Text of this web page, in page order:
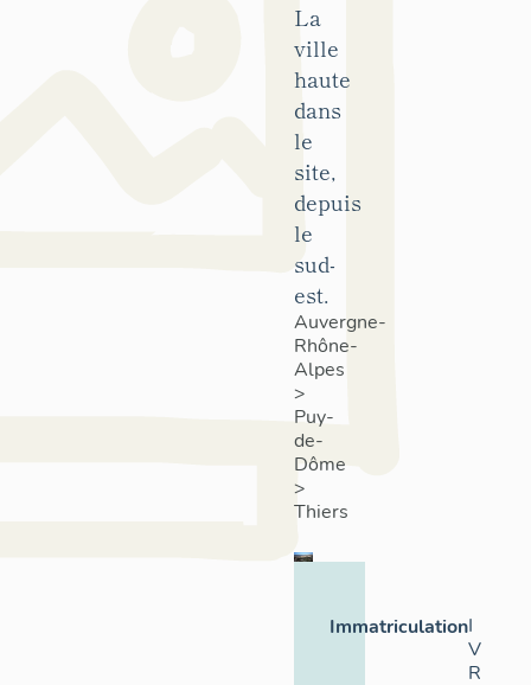
La
ville
haute
dans
le
site,
depuis
le
sud-
est.
Auvergne-
Rhône-
Alpes
>
Puy-
de-
Dôme
>
Thiers
ImmatriculationI
V
R